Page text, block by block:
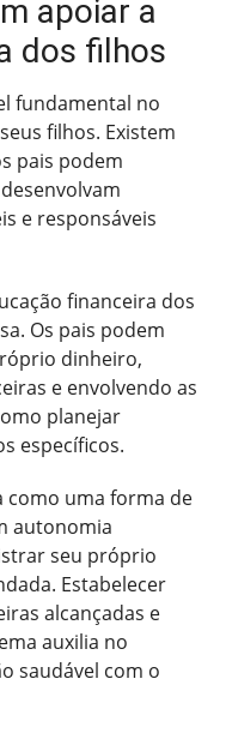
apoiar a
dos filhos
fundamental no
filhos. Existem
pais podem
e responsáveis
financeira dos
Os pais podem
dinheiro,
e envolvendo as
planejar
específicos.
como uma forma de
autonomia
seu próprio
Estabelecer
alcançadas e
auxilia no
saudável com o